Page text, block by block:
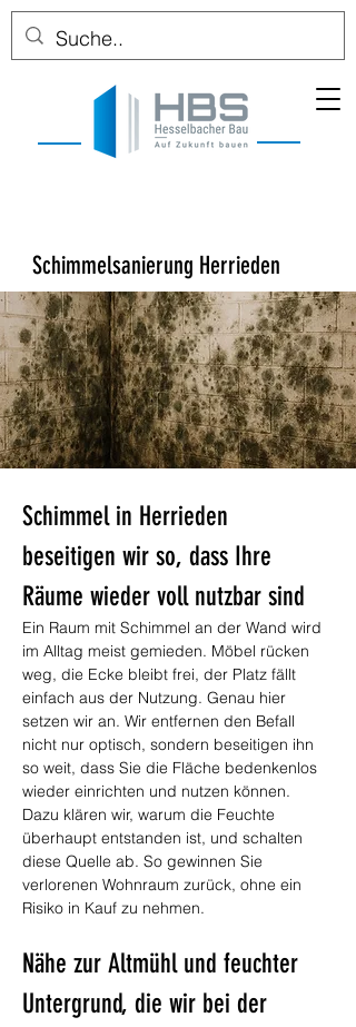
Schimmelsanierung Herrieden
Schimmel in Herrieden
beseitigen wir so, dass Ihre
Räume wieder voll nutzbar sind
Ein Raum mit Schimmel an der Wand wird
im Alltag meist gemieden. Möbel rücken
weg, die Ecke bleibt frei, der Platz fällt
einfach aus der Nutzung. Genau hier
setzen wir an. Wir entfernen den Befall
nicht nur optisch, sondern beseitigen ihn
so weit, dass Sie die Fläche bedenkenlos
wieder einrichten und nutzen können.
Dazu klären wir, warum die Feuchte
überhaupt entstanden ist, und schalten
diese Quelle ab. So gewinnen Sie
verlorenen Wohnraum zurück, ohne ein
Risiko in Kauf zu nehmen.
Nähe zur Altmühl und feuchter
Untergrund, die wir bei der